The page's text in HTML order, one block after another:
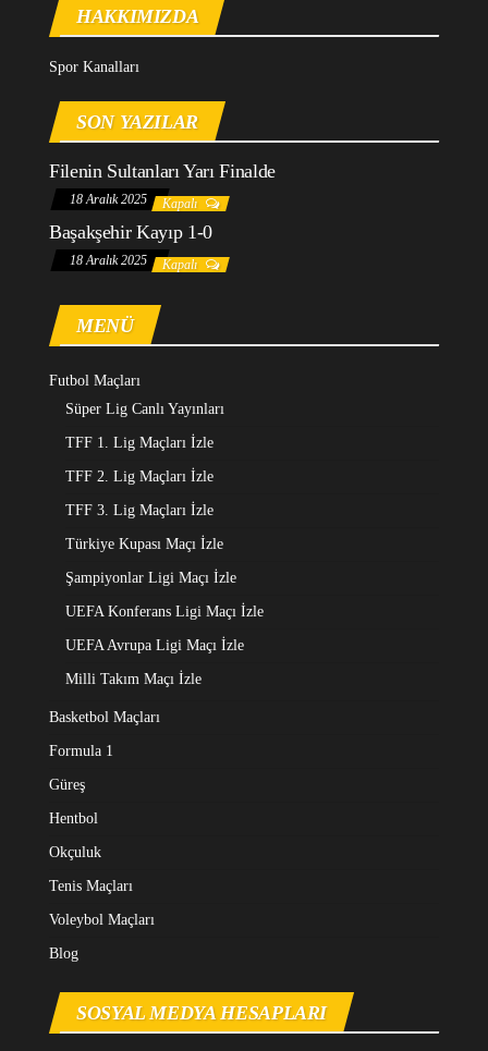
HAKKIMIZDA
Spor Kanalları
SON YAZILAR
Filenin Sultanları Yarı Finalde
18 Aralık 2025 Kapalı
Başakşehir Kayıp 1-0
18 Aralık 2025 Kapalı
MENÜ
Futbol Maçları
Süper Lig Canlı Yayınları
TFF 1. Lig Maçları İzle
TFF 2. Lig Maçları İzle
TFF 3. Lig Maçları İzle
Türkiye Kupası Maçı İzle
Şampiyonlar Ligi Maçı İzle
UEFA Konferans Ligi Maçı İzle
UEFA Avrupa Ligi Maçı İzle
Milli Takım Maçı İzle
Basketbol Maçları
Formula 1
Güreş
Hentbol
Okçuluk
Tenis Maçları
Voleybol Maçları
Blog
SOSYAL MEDYA HESAPLARI